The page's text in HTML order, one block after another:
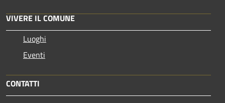
VIVERE IL COMUNE
Luoghi
Eventi
CONTATTI